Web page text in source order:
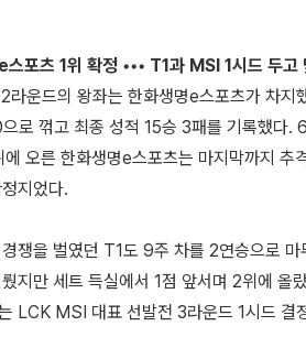
포츠 1위 확정 ••• T1과 MSI 1시드 두고
라운드의 왕좌는 한화생명e스포츠가 차
로 꺾고 최종 성적 15승 3패를 기록했다.
에 오른 한화생명e스포츠는 마지막까지
지었다.
쟁을 벌였던 T1도 9주 차를 2연승으로
지만 세트 득실에서 1점 앞서며 2위에
LCK MSI 대표 선발전 3라운드 1시드 결